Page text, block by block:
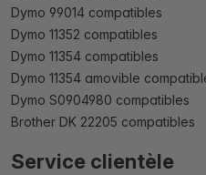
Dymo 99014 compatibles
Dymo 11352 compatibles
Dymo 11354 compatibles
Dymo 11354 amovible
Dymo S0904980 compatibles
Brother DK 22205 compatibles
Service clientèle